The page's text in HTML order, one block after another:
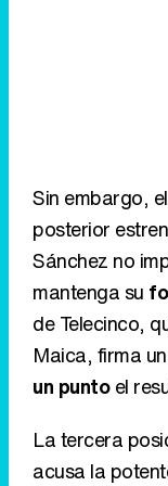
Sin embargo,
posterior
Sánchez no
mantenga su
de Telecinco,
Maica, firma
un puntoel
La tercera
acusa la